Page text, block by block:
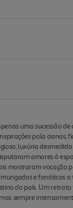
uma sucessão
pala cianas,
luxúria
amores à
mostraram vocação
e fanáticos a
do país. Um
sempre